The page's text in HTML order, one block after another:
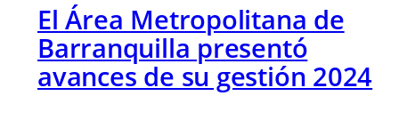
El Área Metropolitana de
Barranquilla presentó
avances de su gestión 2024